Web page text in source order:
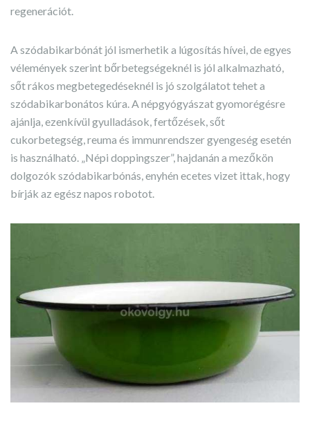
regenerációt.
A szódabikarbónát jól ismerhetik a lúgosítás hívei, de egyes
vélemények szerint bőrbetegségeknél is jól alkalmazható,
sőt rákos megbetegedéseknél is jó szolgálatot tehet a
szódabikarbonátos kúra. A népgyógyászat gyomorégésre
ajánlja, ezenkívül gyulladások, fertőzések, sőt
cukorbetegség, reuma és immunrendszer gyengeség esetén
is használható. „Népi doppingszer”, hajdanán a mezőkön
dolgozók szódabikarbónás, enyhén ecetes vizet ittak, hogy
bírják az egész napos robotot.